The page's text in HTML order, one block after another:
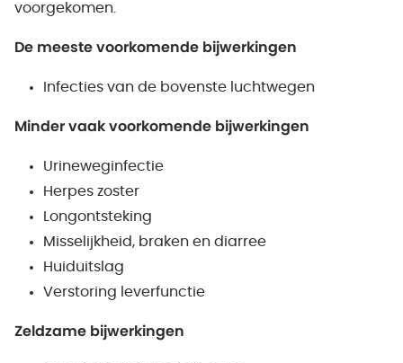
voorgekomen.
De meeste voorkomende bijwerkingen
Infecties van de bovenste luchtwegen
Minder vaak voorkomende bijwerkingen
Urineweginfectie
Herpes zoster
Longontsteking
Misselijkheid, braken en diarree
Huiduitslag
Verstoring leverfunctie
Zeldzame bijwerkingen